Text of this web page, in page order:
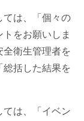
ては、「個々の
をお願いしま
衛生管理者を
括した結果を
ては、「イベン